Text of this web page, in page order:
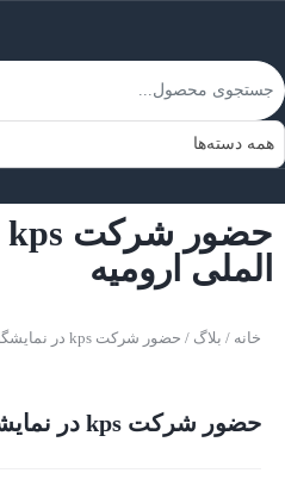
الملی ارومیه
خانه / بلاگ / حضور شرکت kps در نمایشگاه بین الملی ارومیه
حضور شرکت kps در نمایشگاه بین الملی ارومیه